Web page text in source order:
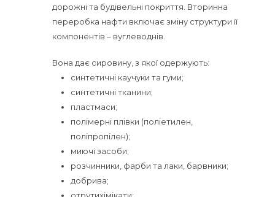
дорожні та будівельні покриття. Вторинна
переробка нафти включає зміну структури її
компонентів – вуглеводнів.
Вона дає сировину, з якої одержують:
синтетичні каучуки та гуми;
синтетичні тканини;
пластмаси;
полімерні плівки (поліетилен,
поліпропілен);
миючі засоби;
розчинники, фарби та лаки, барвники;
добрива;
отрутихімікати;